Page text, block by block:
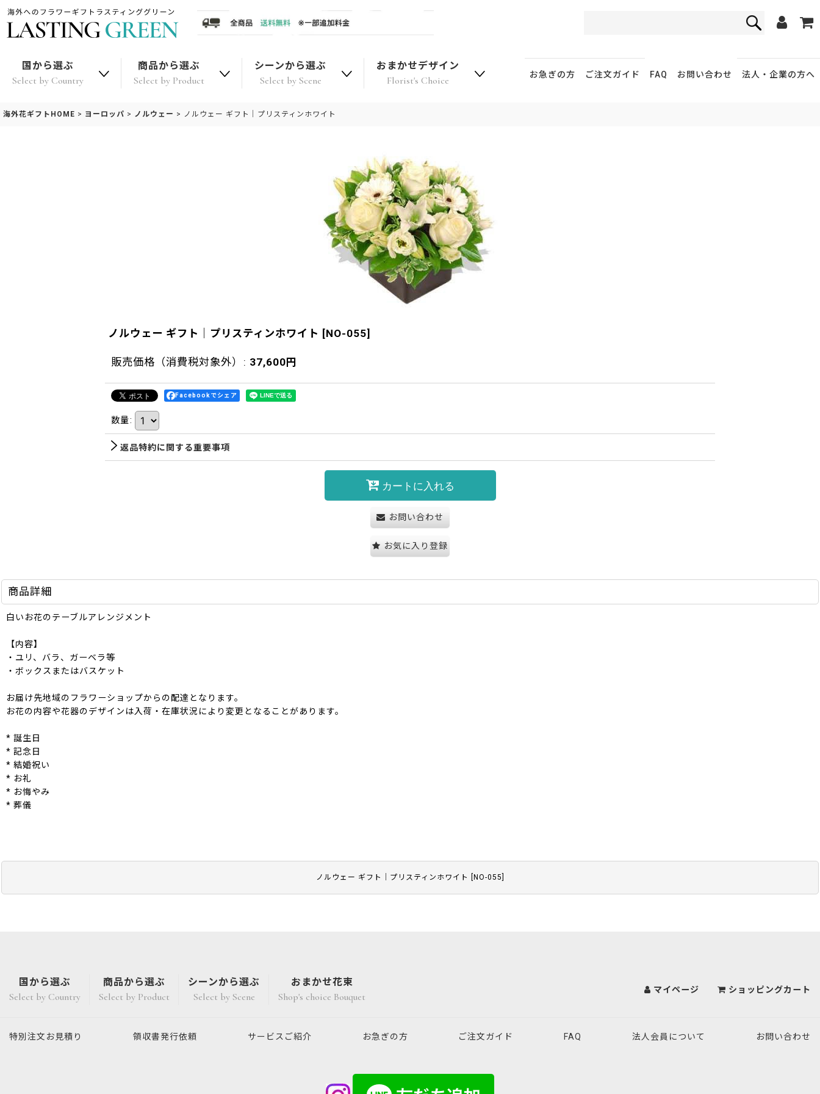
国から選ぶ
Select by Country
商品から選ぶ
Select by Product
シーンから選ぶ
Select by Scene
おまかせデザイン
Florist's Choice 法人・企業の方へ
ご注文ガイド
お急ぎの方 FAQ お問い合わせ
海外花ギフトHOME > ヨーロッパ > ノルウェー > ノルウェー ギフト｜プリスティンホワイト
ノルウェー ギフト｜プリスティンホワイト NO-055
ノルウェー ギフト｜プリスティンホワイト [NO-055]
販売価格（消費税対象外） : 37,600 円
Facebookでシェア
数量:
返品特約に関する重要事項
カートに入れる
お問い合わせ
お気に入り登録
商品詳細
白いお花のテーブルアレンジメント
【内容】
・ユリ、バラ、ガーベラ等
・ボックスまたはバスケット
お届け先地域のフラワーショップからの配達となります。
お花の内容や花器のデザインは入荷・在庫状況により変更となることがあります。
* 誕生日
* 記念日
* 結婚祝い
* お礼
* お悔やみ
* 葬儀
国から選ぶ
Select by Country
商品から選ぶ
Select by Product
シーンから選ぶ
Select by Scene
おまかせ花束
Shop's choice Bouquet
マイページ ショッピングカート
特別注文 お見積り 領収書発行依頼 サービスご紹介 お急ぎの方 ご注文ガイド FAQ 法人会員について お問い合わせ